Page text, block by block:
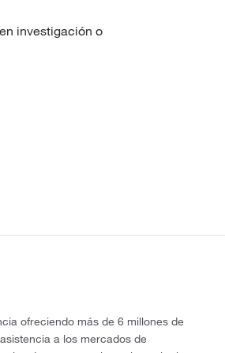
investigación o
ofreciendo más de 6 millones de
a los mercados de